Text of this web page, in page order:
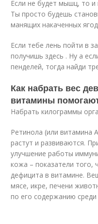
Если не будет мышц, то
Ты просто будешь
манящих накаченных
Если тебе лень пойти в
получишь здесь . Ну а
пенделей, тогда найди
Как набрать вес
витамины
Набрать килограммы
Ретинола (или витамина
растут и развиваются.
улучшение работы
кожа – показатели того,
дефицита в витамине.
мясе, икре, печени
по его содержанию